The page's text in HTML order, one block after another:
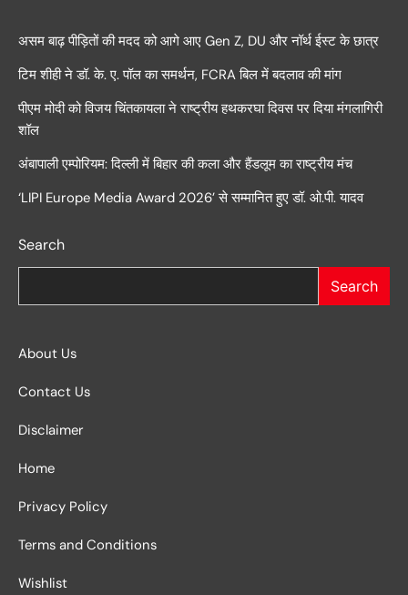
असम बाढ़ पीड़ितों की मदद को आगे आए Gen Z, DU और नॉर्थ ईस्ट के छात्र
टिम शीही ने डॉ. के. ए. पॉल का समर्थन, FCRA बिल में बदलाव की मांग
पीएम मोदी को विजय चिंतकायला ने राष्ट्रीय हथकरघा दिवस पर दिया मंगलागिरी
शॉल
अंबापाली एम्पोरियम: दिल्ली में बिहार की कला और हैंडलूम का राष्ट्रीय मंच
‘LIPI Europe Media Award 2026’ से सम्मानित हुए डॉ. ओ.पी. यादव
Search
Search
About Us
Contact Us
Disclaimer
Home
Privacy Policy
Terms and Conditions
Wishlist